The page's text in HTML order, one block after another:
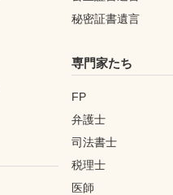
秘密証書遺言
専門家たち
FP
弁護士
司法書士
税理士
医師